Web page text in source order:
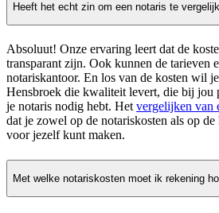
Heeft het echt zin om een notaris te
Absoluut! Onze ervaring leert dat de
transparant zijn. Ook kunnen de tarieven
notariskantoor. En los van de kosten wil
Hensbroek die kwaliteit levert, die bij jou
je notaris nodig hebt. Hetvergelijken van
dat je zowel op de notariskosten als op
voor jezelf kunt maken.
Met welke notariskosten moet ik rekening